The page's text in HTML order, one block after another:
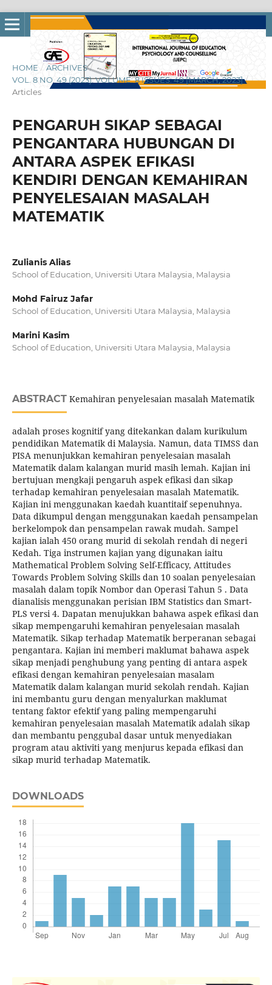
HOME / ARCHIVES /
VOL. 8 NO. 49 (2023): VOLUME: 8 ISSUES: 49 [MARCH, 2023] /
Articles
PENGARUH SIKAP SEBAGAI
PENGANTARA HUBUNGAN DI
ANTARA ASPEK EFIKASI
KENDIRI DENGAN KEMAHIRAN
PENYELESAIAN MASALAH
MATEMATIK
Zulianis Alias
School of Education, Universiti Utara Malaysia, Malaysia
Mohd Fairuz Jafar
School of Education, Universiti Utara Malaysia, Malaysia
Marini Kasim
School of Education, Universiti Utara Malaysia, Malaysia
ABSTRACTKemahiran penyelesaian masalah Matematik
adalah proses kognitif yang ditekankan dalam kurikulum
pendidikan Matematik di Malaysia. Namun, data TIMSS dan
PISA menunjukkan kemahiran penyelesaian masalah
Matematik dalam kalangan murid masih lemah. Kajian ini
bertujuan mengkaji pengaruh aspek efikasi dan sikap
terhadap kemahiran penyelesaian masalah Matematik.
Kajian ini menggunakan kaedah kuantitaif sepenuhnya.
Data dikumpul dengan menggunakan kaedah pensampelan
berkelompok dan pensampelan rawak mudah. Sampel
kajian ialah 450 orang murid di sekolah rendah di negeri
Kedah. Tiga instrumen kajian yang digunakan iaitu
Mathematical Problem Solving Self-Efficacy, Attitudes
Towards Problem Solving Skills dan 10 soalan penyelesaian
masalah dalam topik Nombor dan Operasi Tahun 5 . Data
dianalisis menggunakan perisian IBM Statistics dan Smart-
PLS versi 4. Dapatan menujukkan bahawa aspek efikasi dan
sikap mempengaruhi kemahiran penyelesaian masalah
Matematik. Sikap terhadap Matematik berperanan sebagai
pengantara. Kajian ini memberi maklumat bahawa aspek
sikap menjadi penghubung yang penting di antara aspek
efikasi dengan kemahiran penyelesaian masalam
Matematik dalam kalangan murid sekolah rendah. Kajian
ini membantu guru dengan menyalurkan maklumat
tentang faktor efektif yang paling mempengaruhi
kemahiran penyelesaian masalah Matematik adalah sikap
dan membantu penggubal dasar untuk menyediakan
program atau aktiviti yang menjurus kepada efikasi dan
sikap murid terhadap Matematik.
DOWNLOADS